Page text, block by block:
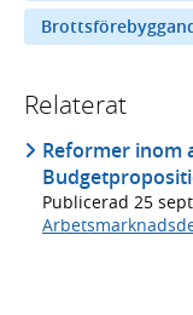
Relaterat
Reformer inom
Publicerad 25